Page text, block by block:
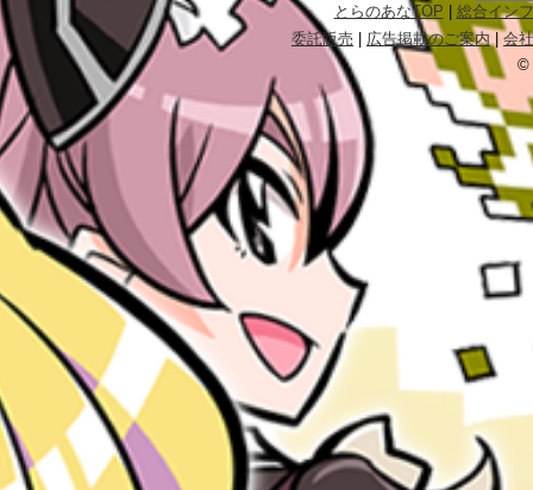
とらのあなTOP
総合イン
委託販売
広告掲載のご案内|会
©